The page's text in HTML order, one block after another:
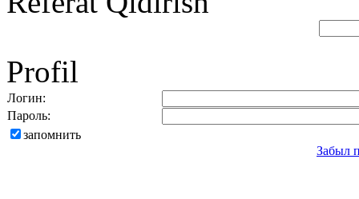
Profil
Логин:
Пароль:
запомнить
Забыл